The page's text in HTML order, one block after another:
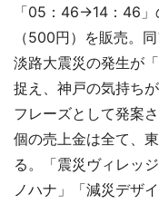
「05：46→14：46
（500円）を販売。
淡路大震災の発生が
捉え、神戸の気持ち
フレーズとして発案
個の売上金は全て、
る。「震災ヴィレッ
ノハナ」「減災デザ